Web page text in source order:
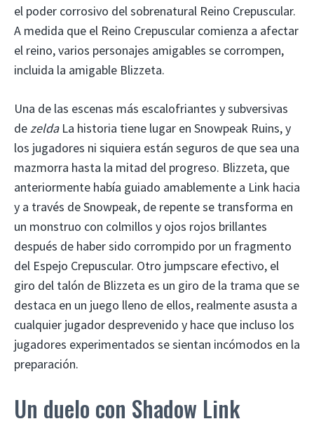
el poder corrosivo del sobrenatural Reino Crepuscular.
A medida que el Reino Crepuscular comienza a afectar
el reino, varios personajes amigables se corrompen,
incluida la amigable Blizzeta.
Una de las escenas más escalofriantes y subversivas
dezeldaLa historia tiene lugar en Snowpeak Ruins, y
los jugadores ni siquiera están seguros de que sea una
mazmorra hasta la mitad del progreso. Blizzeta, que
anteriormente había guiado amablemente a Link hacia
y a través de Snowpeak, de repente se transforma en
un monstruo con colmillos y ojos rojos brillantes
después de haber sido corrompido por un fragmento
del Espejo Crepuscular. Otro jumpscare efectivo, el
giro del talón de Blizzeta es un giro de la trama que se
destaca en un juego lleno de ellos, realmente asusta a
cualquier jugador desprevenido y hace que incluso los
jugadores experimentados se sientan incómodos en la
preparación.
Un duelo con Shadow Link